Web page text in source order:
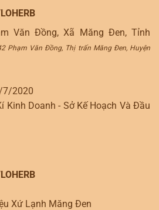
Văn Đồng, Xã Măng Đen, Tỉnh
Phạm Văn Đồng, Thị trấn Măng Đen, Huyện
7/2020
Kinh Doanh - Sở Kế Hoạch Và Đầu
Xứ Lạnh Măng Đen